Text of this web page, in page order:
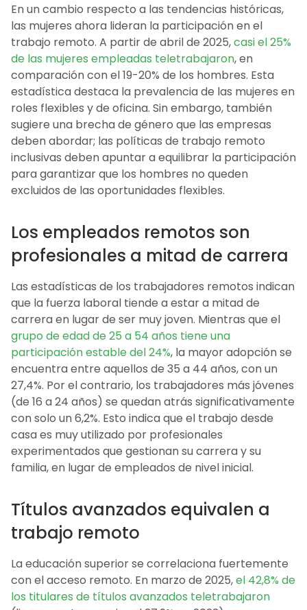
En un cambio respecto a las tendencias históricas,
las mujeres ahora lideran la participación en el
trabajo remoto. A partir de abril de 2025,casi el 25%
de las mujeres empleadas teletrabajaron, en
comparación con el 19-20% de los hombres. Esta
estadística destaca la prevalencia de las mujeres en
roles flexibles y de oficina. Sin embargo, también
sugiere una brecha de género que las empresas
deben abordar; las políticas de trabajo remoto
inclusivas deben apuntar a equilibrar la participación
para garantizar que los hombres no queden
excluidos de las oportunidades flexibles.
Los empleados remotos son
profesionales a mitad de carrera
Las estadísticas de los trabajadores remotos indican
que la fuerza laboral tiende a estar a mitad de
carrera en lugar de ser muy joven. Mientras que el
grupo de edad de 25 a 54 años tiene una
participación estable del 24%, la mayor adopción se
encuentra entre aquellos de 35 a 44 años, con un
27,4%. Por el contrario, los trabajadores más jóvenes
(de 16 a 24 años) se quedan atrás significativamente
con solo un 6,2%. Esto indica que el trabajo desde
casa es muy utilizado por profesionales
experimentados que gestionan su carrera y su
familia, en lugar de empleados de nivel inicial.
Títulos avanzados equivalen a
trabajo remoto
La educación superior se correlaciona fuertemente
con el acceso remoto. En marzo de 2025,el 42,8% de
los titulares de títulos avanzados teletrabajaron